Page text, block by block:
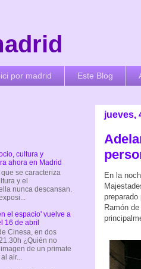
por madrid Este Blog
jueves,
En la
Ramón
cultura y
ahora en Madrid
se caracteriza
y el
nunca descansan.
el espacio' vuelve a
16 de abril
Cinesa, en dos
¿Quién no
de un primate
air...